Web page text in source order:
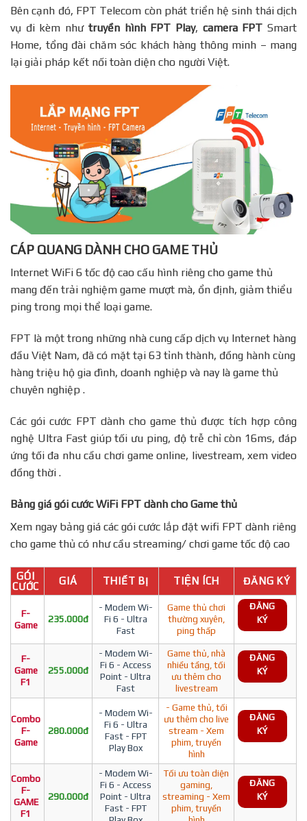
Bên cạnh đó, FPT Telecom còn phát triển hệ sinh thái dịch
vụ đi kèm nhưtruyền hình FPT Play, camera FPT Smart
Home, tổng đài chăm sóc khách hàng thông minh – mang
lại giải pháp kết nối toàn diện cho người Việt.
CÁP QUANG DÀNH CHO GAME THỦ
Internet WiFi 6 tốc độ cao cấu hình riêng cho game thủ
mang đến trải nghiệm game mượt mà, ổn định, giảm thiểu
ping trong mọi thể loại game.
FPT là một trong những nhà cung cấp dịch vụ Internet hàng
đầu Việt Nam, đã có mặt tại 63 tỉnh thành, đồng hành cùng
hàng triệu hộ gia đình, doanh nghiệp và nay là game thủ
chuyên nghiệp .
Các gói cước FPT dành cho game thủ được tích hợp công
nghệ Ultra Fast giúp tối ưu ping, độ trễ chỉ còn 16ms, đáp
ứng tối đa nhu cầu chơi game online, livestream, xem video
đồng thời .
Bảng giá gói cước WiFi FPT dành cho Game thủ
Xem ngay bảng giá các gói cước lắp đặt wifi FPT dành riêng
cho game thủ có như cầu streaming/ chơi game tốc độ cao
GÓI
CƯỚC
GIÁ THIẾT BỊ TIỆN ÍCH ĐĂNG KÝ
F-
Game
235.000đ
- Modem Wi-
Fi 6 - Ultra
Fast
Game thủ chơi
thường xuyên,
ping thấp
ĐĂNG
KÝ
F-
Game
F1
255.000đ
- Modem Wi-
Fi 6 - Access
Point - Ultra
Fast
Game thủ, nhà
nhiều tầng, tối
ưu thêm cho
livestream
ĐĂNG
KÝ
Combo
F-
Game
280.000đ
- Modem Wi-
Fi 6 - Ultra
Fast - FPT
Play Box
- Game thủ, tối
ưu thêm cho live
stream - Xem
phim, truyền
hình
ĐĂNG
KÝ
Combo
F-
GAME
F1
290.000đ
- Modem Wi-
Fi 6 - Access
Point - Ultra
Fast - FPT
Tối ưu toàn diện
gaming,
streaming - Xem
phim, truyền
ĐĂNG
KÝ